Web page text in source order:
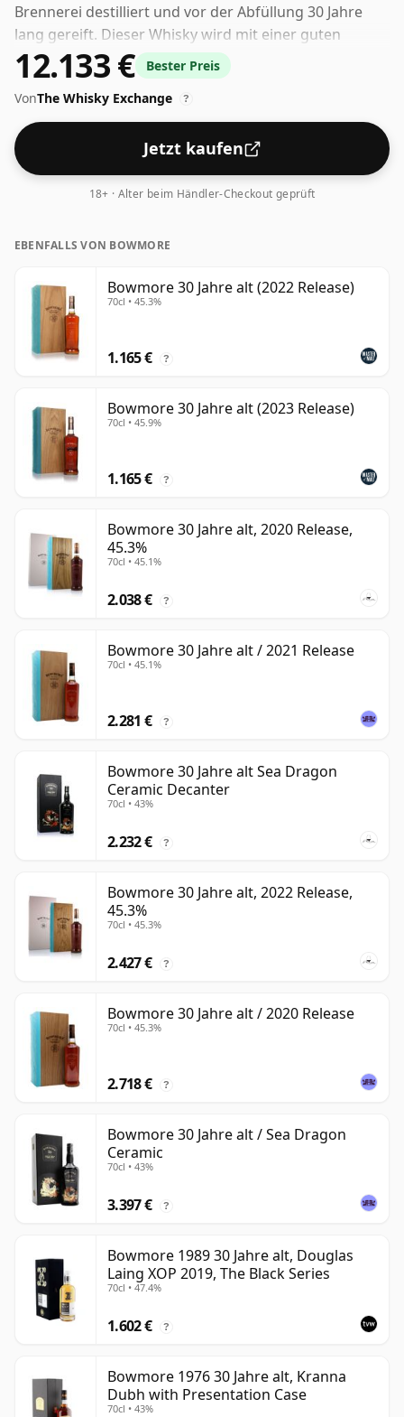
Brennerei destilliert und vor der Abfüllung 30 Jahre
lang gereift. Dieser Whisky wird mit einer guten
Trinkstärke von 50 % in einer 70-cl-Flasche abgefüllt.
12.133 €
Bester Preis
VonThe Whisky Exchange ?
Jetzt kaufen
18+ · Alter beim Händler-Checkout geprüft
EBENFALLS VON BOWMORE
Bowmore 30 Jahre alt (2022 Release)
70cl • 45.3%
1.165 € ?
Bowmore 30 Jahre alt (2023 Release)
70cl • 45.9%
1.165 € ?
Bowmore 30 Jahre alt, 2020 Release,
45.3%
70cl • 45.1%
2.038 € ?
Bowmore 30 Jahre alt / 2021 Release
70cl • 45.1%
2.281 € ?
Bowmore 30 Jahre alt Sea Dragon
Ceramic Decanter
70cl • 43%
2.232 € ?
Bowmore 30 Jahre alt, 2022 Release,
45.3%
70cl • 45.3%
2.427 € ?
Bowmore 30 Jahre alt / 2020 Release
70cl • 45.3%
2.718 € ?
Bowmore 30 Jahre alt / Sea Dragon
Ceramic
70cl • 43%
3.397 € ?
Bowmore 1989 30 Jahre alt, Douglas
Laing XOP 2019, The Black Series
70cl • 47.4%
1.602 € ?
Bowmore 1976 30 Jahre alt, Kranna
Dubh with Presentation Case
70cl • 43%